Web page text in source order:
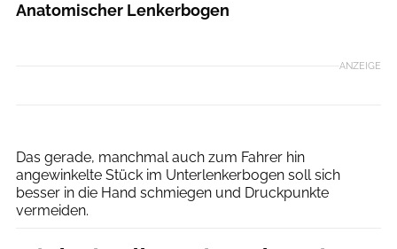
Anatomischer Lenkerbogen
ANZEIGE
Das gerade, manchmal auch zum Fahrer hin
angewinkelte Stück im Unterlenkerbogen soll sich
besser in die Hand schmiegen und Druckpunkte
vermeiden.